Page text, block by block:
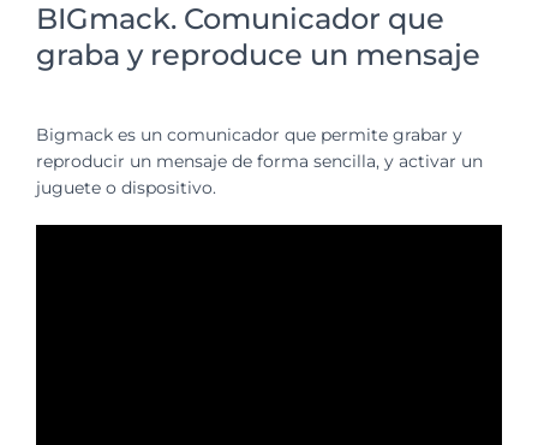
BIGmack. Comunicador que
graba y reproduce un mensaje
Bigmack es un comunicador que permite grabar y
reproducir un mensaje de forma sencilla, y activar un
juguete o dispositivo.